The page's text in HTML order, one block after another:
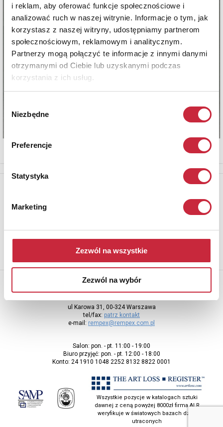
i reklam, aby oferować funkcje społecznościowe i
analizować ruch w naszej witrynie. Informacje o tym, jak
korzystasz z naszej witryny, udostępniamy partnerom
społecznościowym, reklamowym i analitycznym.
Partnerzy mogą połączyć te informacje z innymi danymi
otrzymanymi od Ciebie lub uzyskanymi podczas
korzystania z ich usług.
zgody
Niezbędne
Preferencje
Statystyka
Marketing
Zezwól na wszystkie
Zezwól na wybór
Aby otrzymywać informacje o nowych aukcjach, prosimy podać
Rempex Sp. z o.o
ul Karowa 31, 00-324 Warszawa
tel/fax: patrz kontakt
e-mail: rempex@rempex.com.pl
Salon: pon. - pt. 11:00 - 19:00
Biuro przyjęć: pon. - pt. 12:00 - 18:00
Konto: 24 1910 1048 2252 8132 8822 0001
Wszystkie pozycje w katalogach sztuki
dawnej z ceną powyżej 8000zł firma ALR
weryfikuje w światowych bazach dzieł
utraconych